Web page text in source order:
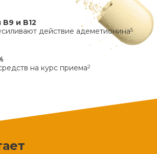
и B12
действие адеметионина5
на курс приема2